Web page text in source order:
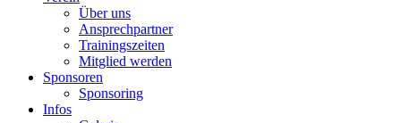
Über uns
Ansprechpartner
Trainingszeiten
Mitglied werden
Sponsoren
Sponsoring
Infos